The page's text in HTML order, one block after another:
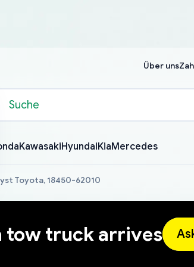
Über uns
KawasakiHyundaiKiaMercedes
Toyota, 18450-62010
tow truck arrives